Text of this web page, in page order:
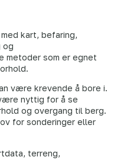
kart, befaring,
og
metoder som er egnet
være krevende å bore i.
nyttig for å se
og overgang til berg.
for sonderinger eller
terreng,